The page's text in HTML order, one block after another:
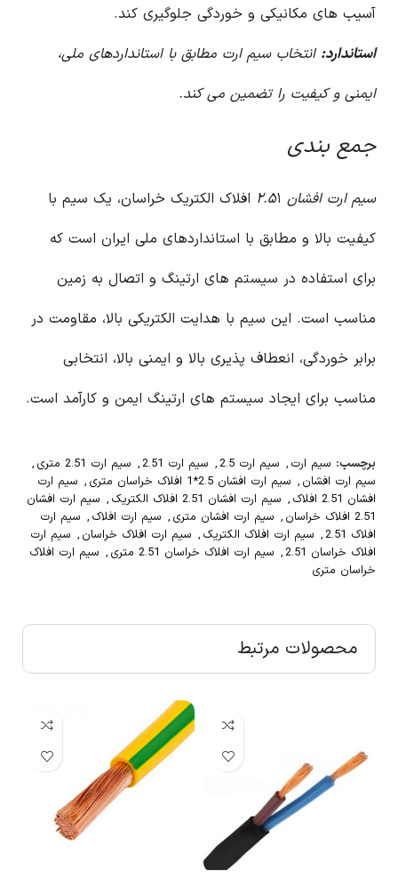
آسیب های مکانیکی و خوردگی جلوگیری کند.
استاندارد: انتخاب سیم ارت مطابق با استانداردهای ملی،
ایمنی و کیفیت را تضمین می کند.
جمع بندی
سیم ارت افشان ۲.۵
۱ افلاک الکتریک خراسان، یک سیم با
کیفیت بالا و مطابق با استانداردهای ملی ایران است که
برای استفاده در سیستم های ارتینگ و اتصال به زمین
مناسب است. این سیم با هدایت الکتریکی بالا، مقاومت در
برابر خوردگی، انعطاف پذیری بالا و ایمنی بالا، انتخابی
مناسب برای ایجاد سیستم های ارتینگ ایمن و کارآمد است.
برچسب: سیم ارت , سیم ارت 2.5 , سیم ارت 2.51 , سیم ارت 2.51 متری
,
سیم ارت افشان , سیم ارت افشان 2.5*1 افلاک خراسان متری , سیم ارت
افشان 2.51 افلاک
, سیم ارت افشان 2.51 افلاک الکتریک , سیم ارت افشان
2.51 افلاک خراسان
, سیم ارت افشان متری , سیم ارت افلاک , سیم ارت
افلاک 2.51
, سیم ارت افلاک الکتریک , سیم ارت افلاک خراسان , سیم ارت
افلاک خراسان 2.51
, سیم ارت افلاک خراسان 2.51 متری , سیم ارت افلاک
خراسان متری
محصولات مرتبط